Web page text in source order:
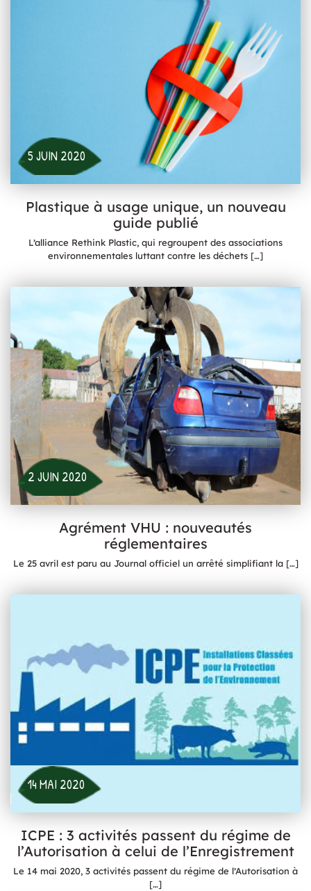
5 JUIN 2020
Plastique à usage unique, un nouveau
guide publié
L’alliance Rethink Plastic, qui regroupent des associations
environnementales luttant contre les déchets […]
2 JUIN 2020
Agrément VHU : nouveautés
réglementaires
Le 25 avril est paru au Journal officiel un arrêté simplifiant la[…]
14 MAI 2020
ICPE : 3 activités passent du régime de
l’Autorisation à celui de l’Enregistrement
Le 14 mai 2020, 3 activités passent du régime de l’Autorisation à
[…]